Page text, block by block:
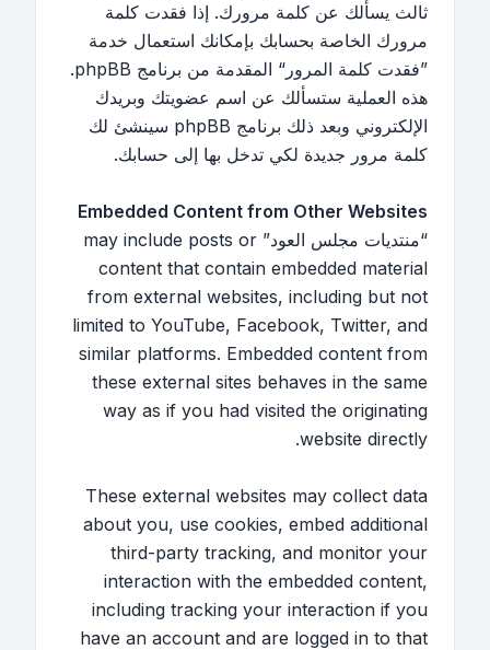
ثالث يسألك عن كلمة مرورك. إذا فقدت كلمة
مرورك الخاصة بحسابك بإمكانك استعمال خدمة
”فقدت كلمة المرور“ المقدمة من برنامج phpBB.
هذه العملية ستسألك عن اسم عضويتك وبريدك
الإلكتروني وبعد ذلك برنامج phpBB سينشئ لك
كلمة مرور جديدة لكي تدخل بها إلى حسابك.
Embedded Content from Other Websites
“منتديات مجلس العود” may include posts or
content that contain embedded material
from external websites, including but not
limited to YouTube, Facebook, Twitter, and
similar platforms. Embedded content from
these external sites behaves in the same
way as if you had visited the originating
website directly.
These external websites may collect data
about you, use cookies, embed additional
third-party tracking, and monitor your
interaction with the embedded content,
including tracking your interaction if you
have an account and are logged in to that